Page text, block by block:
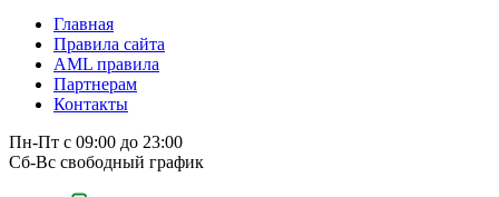
Главная
Правила сайта
AML правила
Партнерам
Контакты
Пн-Пт с 09:00 до 23:00
Сб-Вс свободный график